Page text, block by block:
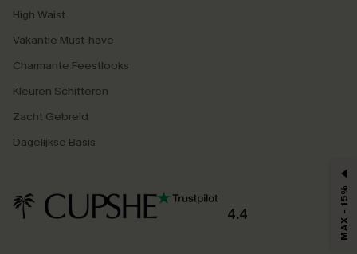
High Waist
Vakantie Must-have
Charmante Feestlooks
Kleuren Schitteren
Zacht Gebreid
Dagelijkse Basis
4.4 MAX - 15%